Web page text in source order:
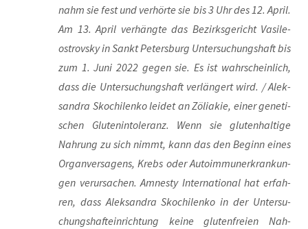
nahm sie fest und ver­hör­te sie bis 3 Uhr des 12. April.
Am 13. April ver­häng­te das Bezirks­ge­richt Vasi­le­
ostrovs­ky in Sankt Peters­burg Unter­su­chungs­haft bis
zum 1. Juni 2022 gegen sie. Es ist wahr­schein­lich,
dass die Unter­su­chungs­haft ver­län­gert wird. / Alek­
san­dra Skoch­i­len­ko lei­det an Zöli­a­kie, einer gene­ti­
schen Glu­ten­in­to­le­ranz. Wenn sie glu­ten­hal­ti­ge
Nah­rung zu sich nimmt, kann das den Beginn eines
Organ­ver­sa­gens, Krebs oder Auto­im­mun­erkran­kun­
gen ver­ur­sa­chen. Amnes­ty Inter­na­tio­nal hat erfah­
ren, dass Alek­san­dra Skoch­i­len­ko in der Unter­su­
chungs­haft­ein­rich­tung kei­ne glu­ten­frei­en Nah­